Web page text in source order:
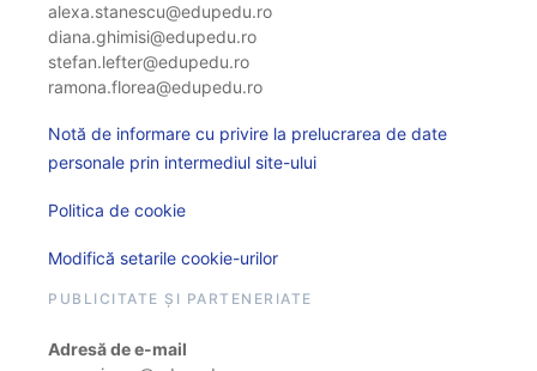
alexa.stanescu@edupedu.ro
diana.ghimisi@edupedu.ro
stefan.lefter@edupedu.ro
ramona.florea@edupedu.ro
Notă de informare cu privire la prelucrarea de date
personale prin intermediul site-ului
Politica de cookie
Modifică setarile cookie-urilor
PUBLICITATE ȘI PARTENERIATE
Adresă de e-mail